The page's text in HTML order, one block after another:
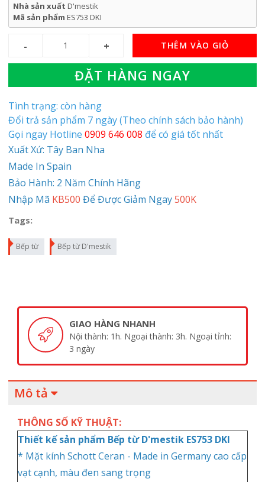
Nhà sản xuất D'mestik
Mã sản phẩm ES753 DKI
THÊM VÀO GIỎ
ĐẶT HÀNG NGAY
Tình trạng: còn hàng
Đổi trả sản phẩm 7 ngày (Theo chính sách bảo hành)
Gọi ngay Hotline 0909 646 008 để có giá tốt nhất
Xuất Xứ: Tây Ban Nha
Made In Spain
Bảo Hành: 2 Năm Chính Hãng
Nhập Mã KB500 Để Được Giảm Ngay500K
Tags:
Bếp từ Bếp từ D'mestik
GIAO HÀNG NHANH
Nội thành: 1h. Ngoại thành: 3h. Ngoại tỉnh:
3 ngày
Mô tả
THÔNG SỐ KỸ THUẬT:
Thiết kế sản phẩm Bếp từ D'mestik ES753 DKI
* Mặt kính Schott Ceran - Made in Germany cao cấp
vạt cạnh, màu đen sang trọng